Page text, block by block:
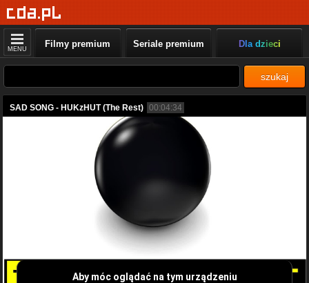
MENU Filmy premium Seriale premium Dla dzieci
szukaj
SAD SONG - HUKzHUT (The Rest) 00:04:34
Aby móc oglądać na tym urządzeniu